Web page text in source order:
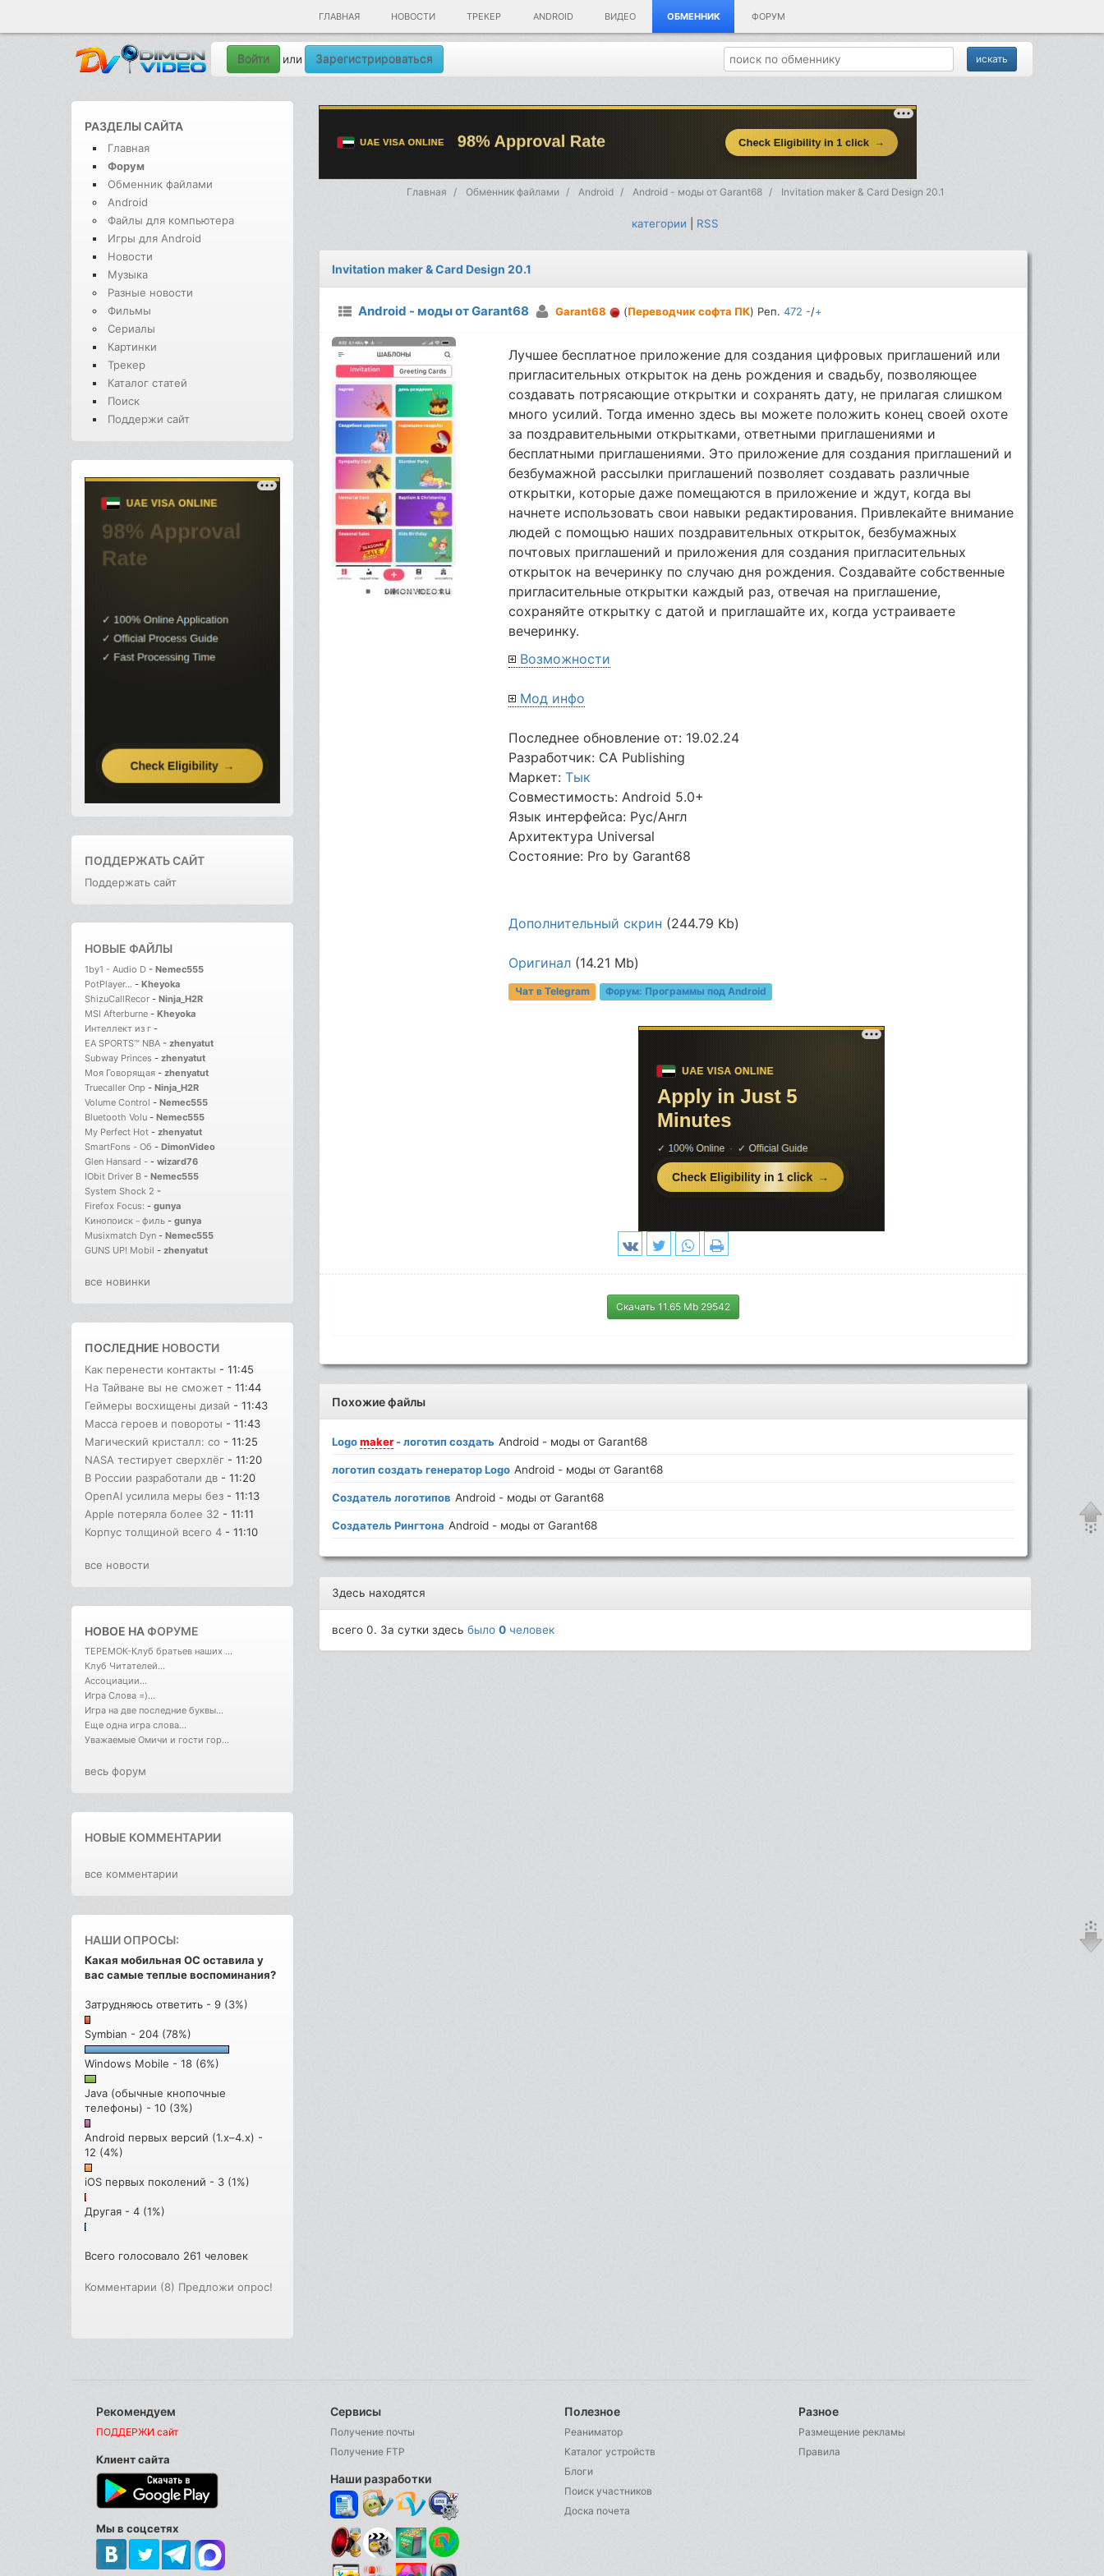
ГЛАВНАЯ НОВОСТИ ТРЕКЕР ANDROID ВИДЕО ОБМЕННИК ФОРУМ
Войти или Зарегистрироваться
РАЗДЕЛЫ САЙТА
Главная
Форум
Обменник файлами
Android
Файлы для компьютера
Игры для Android
Новости
Музыка
Разные новости
Фильмы
Сериалы
Картинки
Трекер
Каталог статей
Поиск
Поддержи сайт
ПОДДЕРЖАТЬ САЙТ
Поддержать сайт
НОВЫЕ ФАЙЛЫ
1by1 - Audio D - Nemec555
PotPlayer... - Kheyoka
ShizuCallRecor - Ninja_H2R
MSI Afterburne - Kheyoka
Интеллект из г -
EA SPORTS™ NBA - zhenyatut
Subway Princes - zhenyatut
Моя Говорящая - zhenyatut
Truecaller Опр - Ninja_H2R
Volume Control - Nemec555
Bluetooth Volu - Nemec555
My Perfect Hot - zhenyatut
SmartFons - Об - DimonVideo
Glen Hansard - - wizard76
IObit Driver B - Nemec555
System Shock 2 -
Firefox Focus: - gunya
Кинопоиск－филь - gunya
Musixmatch Dyn - Nemec555
GUNS UP! Mobil - zhenyatut
все новинки
ПОСЛЕДНИЕ НОВОСТИ
Как перенести контакты - 11:45
На Тайване вы не сможет - 11:44
Геймеры восхищены дизай - 11:43
Масса героев и повороты - 11:43
Магический кристалл: со - 11:25
NASA тестирует сверхлёг - 11:20
В России разработали дв - 11:20
OpenAI усилила меры без - 11:13
Apple потеряла более 32 - 11:11
Корпус толщиной всего 4 - 11:10
все новости
НОВОЕ НАФОРУМЕ
ТЕРЕМОК-Клуб братьев наших ...
Клуб Читателей...
Ассоциации...
Игра Слова =)...
Игра на две последние буквы...
Еще одна игра слова...
Уважаемые Омичи и гости гор...
весь форум
НОВЫЕ КОММЕНТАРИИ
все комментарии
НАШИ ОПРОСЫ:
Какая мобильная ОС оставила у
вас самые теплые воспоминания?
Затрудняюсь ответить - 9 (3%)
Symbian - 204 (78%)
Windows Mobile - 18 (6%)
Java (обычные кнопочные
телефоны) - 10 (3%)
Android первых версий (1.x–4.x) -
12 (4%)
iOS первых поколений - 3 (1%)
Другая - 4 (1%)
Всего голосовало 261 человек
Комментарии (8) Предложи опрос!
Главная Обменник файлами Android Android - моды от Garant68 Invitation maker & Card Design 20.1
категории RSS
Invitation maker & Card Design 20.1
Android - моды от Garant68 Garant68 (Переводчик софта ПК) Реп.472 -/+
Лучшее бесплатное приложение для создания цифровых приглашений или
пригласительных открыток на день рождения и свадьбу, позволяющее
создавать потрясающие открытки и сохранять дату, не прилагая слишком
много усилий. Тогда именно здесь вы можете положить конец своей охоте
за поздравительными открытками, ответными приглашениями и
бесплатными приглашениями. Это приложение для создания приглашений и
безбумажной рассылки приглашений позволяет создавать различные
открытки, которые даже помещаются в приложение и ждут, когда вы
начнете использовать свои навыки редактирования. Привлекайте внимание
людей с помощью наших поздравительных открыток, безбумажных
почтовых приглашений и приложения для создания пригласительных
открыток на вечеринку по случаю дня рождения. Создавайте собственные
пригласительные открытки каждый раз, отвечая на приглашение,
сохраняйте открытку с датой и приглашайте их, когда устраиваете
вечеринку.
Возможности
Мод инфо
Последнее обновление от: 19.02.24
Разработчик: CA Publishing
Маркет:Тык
Совместимость: Android 5.0+
Язык интерфейса: Рус/Англ
Архитектура Universal
Состояние: Prо by Garant68
Дополнительный скрин (244.79 Kb)
Оригинал (14.21 Mb)
Чат в Telegram Форум: Программы под Android
Скачать 11.65 Mb 29542
Похожие файлы
Logomaker - логотип создать Android - моды от Garant68
логотип создать генератор Logo Android - моды от Garant68
Создатель логотипов Android - моды от Garant68
Создатель Рингтона Android - моды от Garant68
Здесь находятся
всего 0. За сутки здесьбыло0 человек
Рекомендуем
ПОДДЕРЖИ сайт
Клиент сайта
Мы в соцсетях
Сервисы
Получение почты
Получение FTP
Наши разработки
Полезное
Реаниматор
Каталог устройств
Блоги
Поиск участников
Доска почета
Разное
Размещение рекламы
Правила